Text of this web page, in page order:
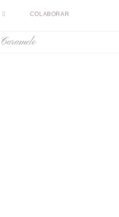
COLABORAR
Caramelo